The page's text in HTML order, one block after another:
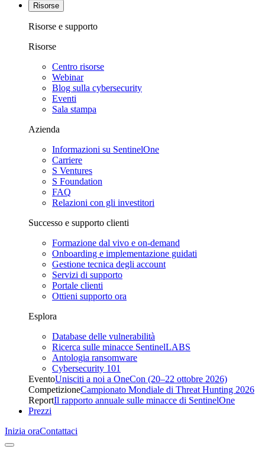
Risorse
Risorse e supporto
Risorse
Centro risorse
Webinar
Blog sulla cybersecurity
Eventi
Sala stampa
Azienda
Informazioni su SentinelOne
Carriere
S Ventures
S Foundation
FAQ
Relazioni con gli investitori
Successo e supporto clienti
Formazione dal vivo e on-demand
Onboarding e implementazione guidati
Gestione tecnica degli account
Servizi di supporto
Portale clienti
Ottieni supporto ora
Esplora
Database delle vulnerabilità
Ricerca sulle minacce SentinelLABS
Antologia ransomware
Cybersecurity 101
EventoUnisciti a noi a OneCon (20–22 ottobre 2026)
CompetizioneCampionato Mondiale di Threat Hunting 2026
ReportIl rapporto annuale sulle minacce di SentinelOne
Prezzi
Inizia oraContattaci